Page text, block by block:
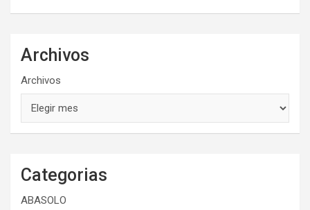
Archivos
Archivos
Categorias
ABASOLO